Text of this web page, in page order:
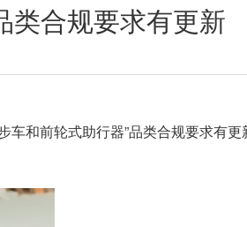
类合规要求有更新
和前轮式助行器”品类合规要求有更